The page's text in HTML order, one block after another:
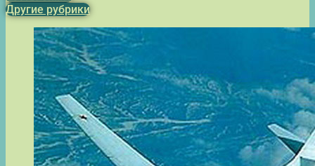
Другие рубрики